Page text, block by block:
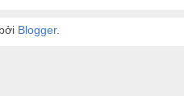
Blogger.